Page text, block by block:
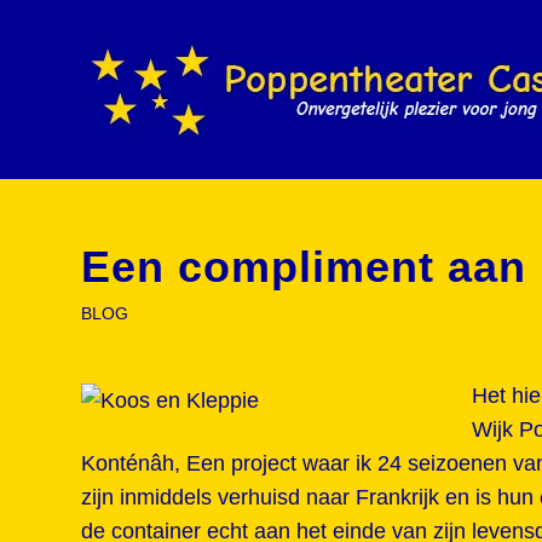
Een compliment
BLOG
Het
Wijk
Konténâh, Een project waar ik 24 seizoenen
zijn inmiddels verhuisd naar Frankrijk en is
de container echt aan het einde van zijn